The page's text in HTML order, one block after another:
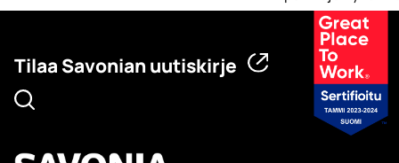
Tilaa Savonian uutiskirje